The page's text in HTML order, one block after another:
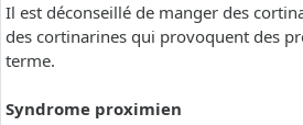
Il est déconseillé de manger des
des cortinarines qui provoquent des
terme.
Syndrome proximien